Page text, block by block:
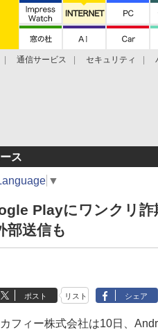
通信サービス セキュリティ
ス
▼
Playにワンクリ詐
部送信も
ポスト リスト シェア
フィー株式会社は10日、